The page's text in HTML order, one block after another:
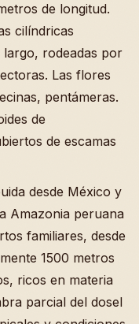
de longitud.
cilíndricas
largo, rodeadas por
Las flores
pentámeras.
de
de escamas
desde México y
Amazonia peruana
familiares, desde
1500 metros
ricos en materia
parcial del dosel